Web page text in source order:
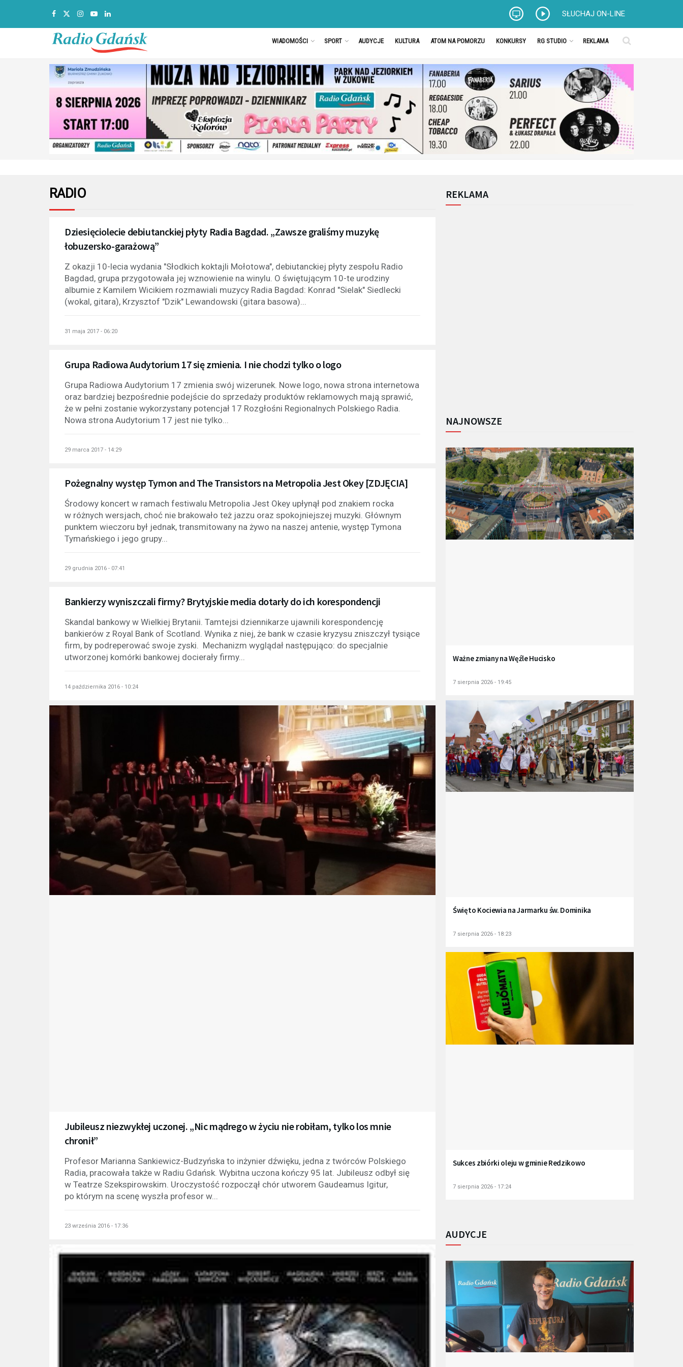
SŁUCHAJ ON-LINE
WIADOMOŚCI SPORT AUDYCJE KULTURA ATOM NA POMORZU KONKURSY RG STUDIO REKLAMA
RADIO
Dziesięciolecie debiutanckiej płyty Radia Bagdad. „Zawsze graliśmy muzykę
łobuzersko-garażową”
Z okazji 10-lecia wydania "Słodkich koktajli Mołotowa", debiutanckiej płyty zespołu Radio
Bagdad, grupa przygotowała jej wznowienie na winylu. O świętującym 10-te urodziny
albumie z Kamilem Wicikiem rozmawiali muzycy Radia Bagdad: Konrad "Sielak" Siedlecki
(wokal, gitara), Krzysztof "Dzik" Lewandowski (gitara basowa)...
31 maja 2017 - 06:20
Grupa Radiowa Audytorium 17 się zmienia. I nie chodzi tylko o logo
Grupa Radiowa Audytorium 17 zmienia swój wizerunek. Nowe logo, nowa strona internetowa
oraz bardziej bezpośrednie podejście do sprzedaży produktów reklamowych mają sprawić,
że w pełni zostanie wykorzystany potencjał 17 Rozgłośni Regionalnych Polskiego Radia.
Nowa strona Audytorium 17 jest nie tylko...
29 marca 2017 - 14:29
Pożegnalny występ Tymon and The Transistors na Metropolia Jest Okey [ZDJĘCIA]
Środowy koncert w ramach festiwalu Metropolia Jest Okey upłynął pod znakiem rocka
w różnych wersjach, choć nie brakowało też jazzu oraz spokojniejszej muzyki. Głównym
punktem wieczoru był jednak, transmitowany na żywo na naszej antenie, występ Tymona
Tymańskiego i jego grupy...
29 grudnia 2016 - 07:41
Bankierzy wyniszczali firmy? Brytyjskie media dotarły do ich korespondencji
Skandal bankowy w Wielkiej Brytanii. Tamtejsi dziennikarze ujawnili korespondencję
bankierów z Royal Bank of Scotland. Wynika z niej, że bank w czasie kryzysu zniszczył tysiące
firm, by podreperować swoje zyski. Mechanizm wyglądał następująco: do specjalnie
utworzonej komórki bankowej docierały firmy...
14 października 2016 - 10:24
Jubileusz niezwykłej uczonej. „Nic mądrego w życiu nie robiłam, tylko los mnie
chronił”
Profesor Marianna Sankiewicz-Budzyńska to inżynier dźwięku, jedna z twórców Polskiego
Radia, pracowała także w Radiu Gdańsk. Wybitna uczona kończy 95 lat. Jubileusz odbył się
w Teatrze Szekspirowskim. Uroczystość rozpoczął chór utworem Gaudeamus Igitur,
po którym na scenę wyszła profesor w...
23 września 2016 - 17:36
REKLAMA
NAJNOWSZE
Ważne zmiany na Węźle Hucisko
7 sierpnia 2026 - 19:45
Święto Kociewia na Jarmarku św. Dominika
7 sierpnia 2026 - 18:23
Sukces zbiórki oleju w gminie Redzikowo
7 sierpnia 2026 - 17:24
AUDYCJE